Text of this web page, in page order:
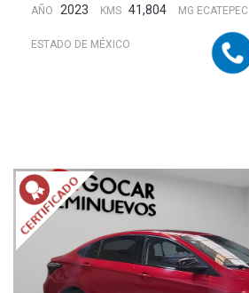
AÑO 2023 KMS 41,804 MG ECATEPEC
ESTADO DE MÉXICO